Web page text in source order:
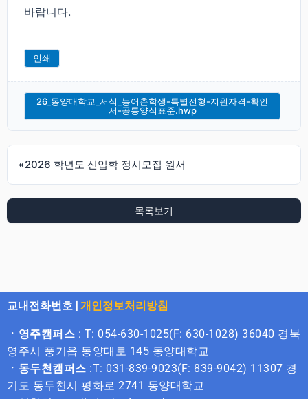
바랍니다.
인쇄
26_동양대학교_서식_농어촌학생-특별전형-지원자격-확인
서-공통양식표준.hwp
«2026 학년도 신입학 정시모집 원서
목록보기
교내전화번호 | 개인정보처리방침
ㆍ영주캠퍼스 : T: 054-630-1025(F: 630-1028) 36040 경북
영주시 풍기읍 동양대로 145 동양대학교
ㆍ동두천캠퍼스 :T: 031-839-9023(F: 839-9042) 11307 경
기도 동두천시 평화로 2741 동양대학교